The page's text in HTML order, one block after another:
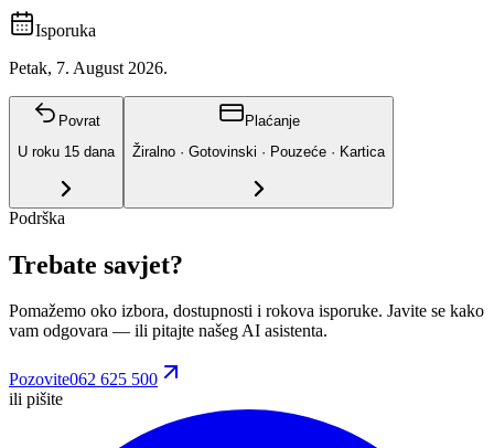
Isporuka
Petak, 7. August 2026.
Povrat
U roku 15 dana
Plaćanje
Žiralno · Gotovinski · Pouzeće · Kartica
Podrška
Trebate savjet?
Pomažemo oko izbora, dostupnosti i rokova isporuke. Javite se kako
vam odgovara — ili pitajte našeg AI asistenta.
Pozovite062 625 500
ili pišite